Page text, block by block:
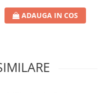
ADAUGA IN COS